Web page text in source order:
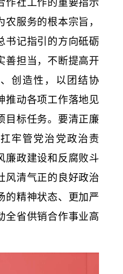
作社工作的重要指示
服务的根本宗旨，
书记指引的方向砥砺
善担当，不断提高开
创造性，以团结协
推动各项工作落地见
目标任务。要清正廉
牢管党治党政治责
廉政建设和反腐败斗
风清气正的良好政治
的精神状态、更加严
全省供销合作事业高